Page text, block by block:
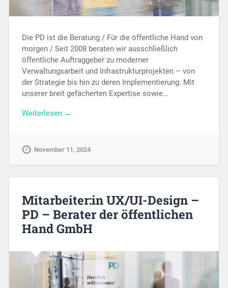
Die PD ist die Beratung / Für die öffentliche Hand von
morgen / Seit 2008 beraten wir ausschließlich
öffentliche Auftraggeber zu moderner
Verwaltungsarbeit und Infrastrukturprojekten – von
der Strategie bis hin zu deren Implementierung. Mit
unserer breit gefächerten Expertise sowie…
Weiterlesen →
November 11, 2024
Mitarbeiter:in UX/UI-Design –
PD – Berater der öffentlichen
Hand GmbH